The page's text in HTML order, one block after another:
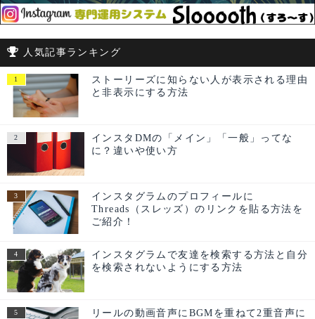
人気記事ランキング
ストーリーズに知らない人が表示される理由
と非表示にする方法
インスタDMの「メイン」「一般」ってな
に？違いや使い方
インスタグラムのプロフィールに
Threads（スレッズ）のリンクを貼る方法を
ご紹介！
インスタグラムで友達を検索する方法と自分
を検索されないようにする方法
リールの動画音声にBGMを重ねて2重音声に